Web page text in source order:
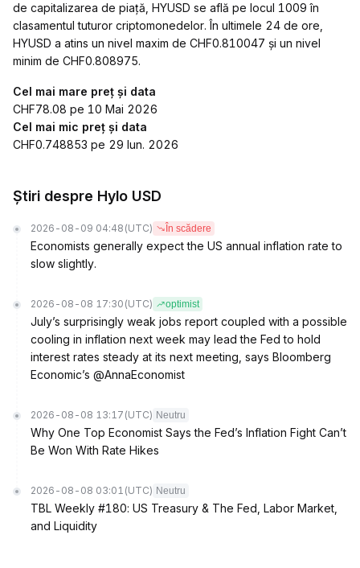
de capitalizarea de piață, HYUSD se află pe locul 1009 în
clasamentul tuturor criptomonedelor. În ultimele 24 de ore,
HYUSD a atins un nivel maxim de CHF0.810047 și un nivel
minim de CHF0.808975.
Cel mai mare preț și data
CHF78.08 pe 10 Mai 2026
Cel mai mic preț și data
CHF0.748853 pe 29 Iun. 2026
Știri despre Hylo USD
2026-08-09 04:48 (UTC) În scădere
Economists generally expect the US annual inflation rate to
slow slightly.
2026-08-08 17:30 (UTC) optimist
July’s surprisingly weak jobs report coupled with a possible
cooling in inflation next week may lead the Fed to hold
interest rates steady at its next meeting, says Bloomberg
Economic’s @AnnaEconomist
2026-08-08 13:17 (UTC) Neutru
Why One Top Economist Says the Fed’s Inflation Fight Can’t
Be Won With Rate Hikes
2026-08-08 03:01 (UTC) Neutru
TBL Weekly #180: US Treasury & The Fed, Labor Market,
and Liquidity